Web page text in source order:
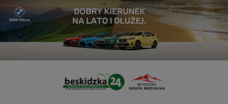
Przejdź
treści